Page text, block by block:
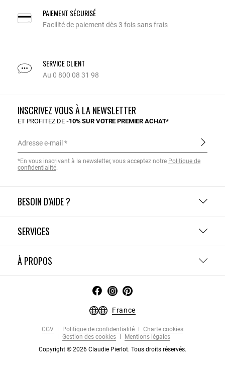
PAIEMENT SÉCURISÉ
Facilité de paiement dès 3 fois sans frais
SERVICE CLIENT
Au 0 800 08 31 98
BESOIN D’AIDE ?
SERVICES
À PROPOS
INSCRIVEZ VOUS À LA NEWSLETTER
ET PROFITEZ DE-10% SUR VOTRE PREMIER ACHAT*
Adresse e-mail
*En vous inscrivant à la newsletter, vous acceptez notre Politique de
confidentialité.
France
CGV Politique de confidentialité
Charte cookies
Gestion des cookies
Mentions légales
Copyright © 2026 Claudie Pierlot. Tous droits réservés.